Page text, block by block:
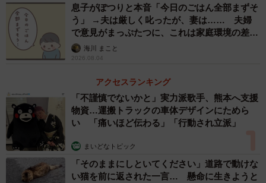
自分の性格ではなくホルモンのせいと分かるだけでも救いになる（なお
たろーさん提供）
そんなある日、テレビで生理前のイライラや気分の落ち込
みについての特集を目にし、自分の症状に当てはまる部分
があると気づきます。もしかしてと思い、2カ月分の体調記
録をつけてみたところ、生理前に精神的な症状が強く出る
PMDD（月経前不快気分障害）に当てはまることがわかり
ました。
息子がぽつりと本音「今日のごはん全部まずそ
う」 →夫は厳しく叱ったが、妻は…… 夫婦
で意見がまっぷたつに、これは家庭環境の差？
【漫画】
海川 まこと
2026.08.04
アクセスランキング
「不謹慎でないかと」実力派歌手、熊本へ支援
物資…運搬トラックの車体デザインにためら
い 「痛いほど伝わる」「行動され立派」
まいどなトピック
「そのままにしといてください」道路で動けな
い猫を前に返された一言… 懸命に生きようと